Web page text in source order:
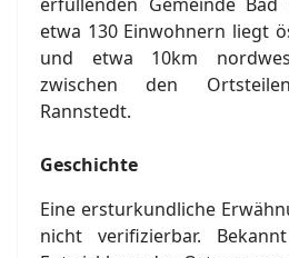
erfüllenden Gemeinde
etwa 130 Einwohnern liegt
und etwa 10km
zwischen den
Rannstedt.
Geschichte
Eine ersturkundliche
nicht verifizierbar.